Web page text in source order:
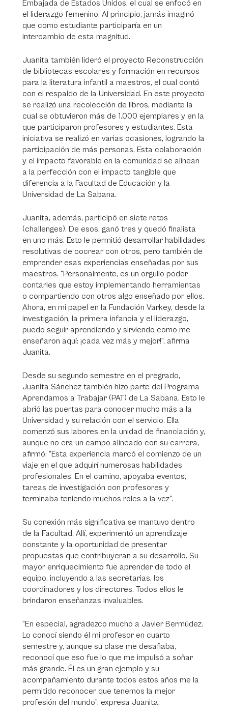
Embajada de Estados Unidos, el cual se enfocó en
el liderazgo femenino. Al principio, jamás imaginó
que como estudiante participaría en un
intercambio de esta magnitud.
Juanita también lideró el proyecto Reconstrucción
de bibliotecas escolares y formación en recursos
para la literatura infantil a maestros, el cual contó
con el respaldo de la Universidad. En este proyecto
se realizó una recolección de libros, mediante la
cual se obtuvieron más de 1.000 ejemplares y en la
que participaron profesores y estudiantes. Esta
iniciativa se realizó en varias ocasiones, logrando la
participación de más personas. Esta colaboración
y el impacto favorable en la comunidad se alinean
a la perfección con el impacto tangible que
diferencia a la Facultad de Educación y la
Universidad de La Sabana.
Juanita, además, participó en siete retos
(challenges). De esos, ganó tres y quedó finalista
en uno más. Esto le permitió desarrollar habilidades
resolutivas de cocrear con otros, pero también de
emprender esas experiencias enseñadas por sus
maestros. “Personalmente, es un orgullo poder
contarles que estoy implementando herramientas
o compartiendo con otros algo enseñado por ellos.
Ahora, en mi papel en la Fundación Varkey, desde la
investigación, la primera infancia y el liderazgo,
puedo seguir aprendiendo y sirviendo como me
enseñaron aquí: ¡cada vez más y mejor!”, afirma
Juanita.
Desde su segundo semestre en el pregrado,
Juanita Sánchez también hizo parte del Programa
Aprendamos a Trabajar (PAT) de La Sabana. Esto le
abrió las puertas para conocer mucho más a la
Universidad y su relación con el servicio. Ella
comenzó sus labores en la unidad de financiación y,
aunque no era un campo alineado con su carrera,
afirmó: “Esta experiencia marcó el comienzo de un
viaje en el que adquirí numerosas habilidades
profesionales. En el camino, apoyaba eventos,
tareas de investigación con profesores y
terminaba teniendo muchos roles a la vez”.
Su conexión más significativa se mantuvo dentro
de la Facultad. Allí, experimentó un aprendizaje
constante y la oportunidad de presentar
propuestas que contribuyeran a su desarrollo. Su
mayor enriquecimiento fue aprender de todo el
equipo, incluyendo a las secretarias, los
coordinadores y los directores. Todos ellos le
brindaron enseñanzas invaluables.
“En especial, agradezco mucho a Javier Bermúdez.
Lo conocí siendo él mi profesor en cuarto
semestre y, aunque su clase me desafiaba,
reconocí que eso fue lo que me impulsó a soñar
más grande. Él es un gran ejemplo y su
acompañamiento durante todos estos años me la
permitido reconocer que tenemos la mejor
profesión del mundo”, expresa Juanita.